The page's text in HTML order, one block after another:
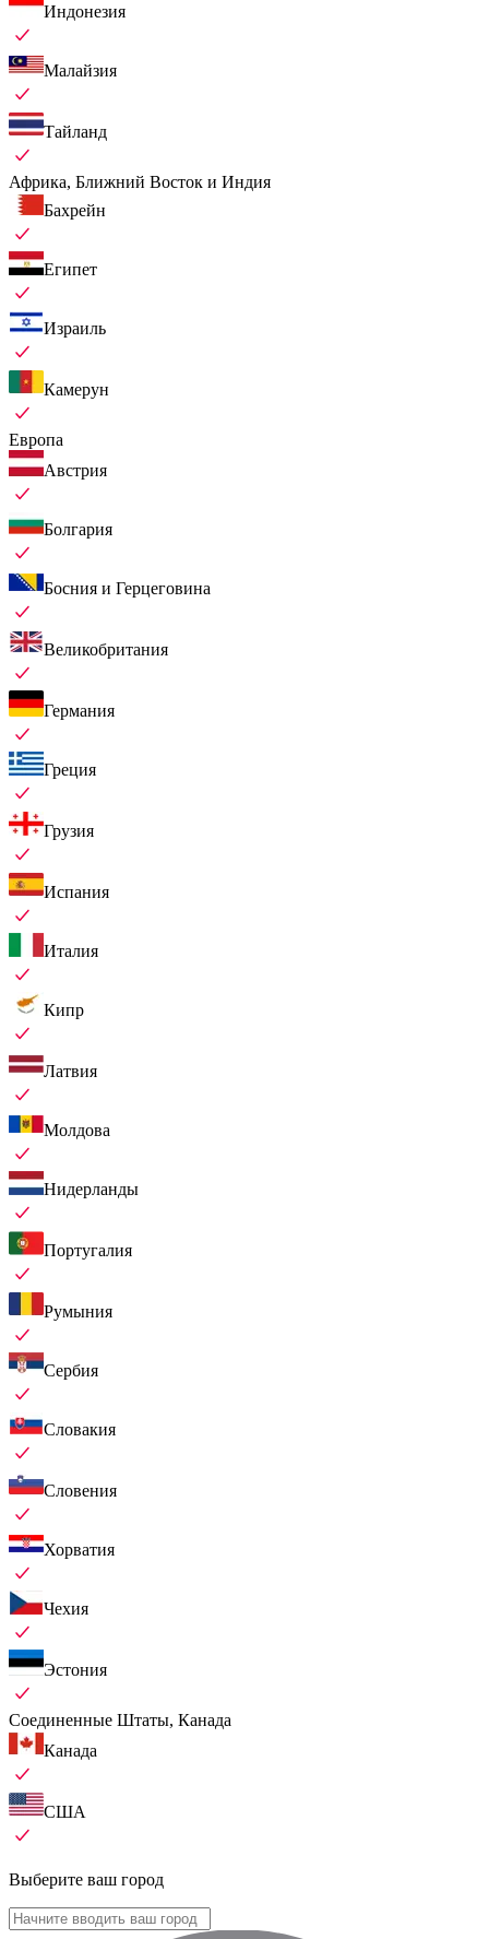
Индонезия
Малайзия
Тайланд
Африка, Ближний Восток и Индия
Бахрейн
Египет
Израиль
Камерун
Европа
Австрия
Болгария
Босния и Герцеговина
Великобритания
Германия
Греция
Грузия
Испания
Италия
Кипр
Латвия
Молдова
Нидерланды
Португалия
Румыния
Сербия
Словакия
Словения
Хорватия
Чехия
Эстония
Соединенные Штаты, Канада
Канада
США
Выберите ваш город